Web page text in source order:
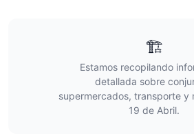
🏗️
Estamos recopilando
detallada sobre
supermercados, transporte y
19 de Abril.